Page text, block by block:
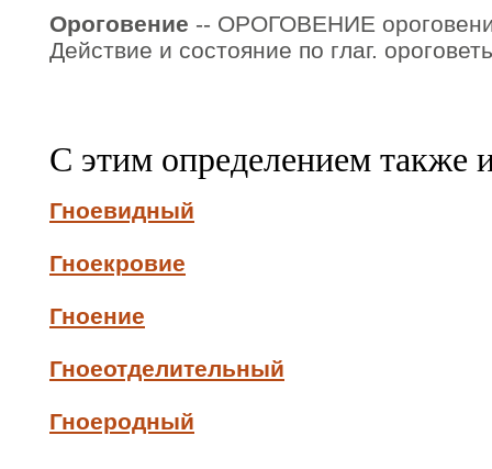
Ороговение -- ОРОГОВЕНИЕ
Действие и состояние по глаг.
С этим определением также
Гноевидный
Гноекровие
Гноение
Гноеотделительный
Гноеродный